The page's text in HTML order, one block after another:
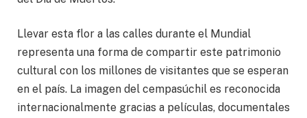
Llevar esta flor a las calles durante el Mundial
representa una forma de compartir este patrimonio
cultural con los millones de visitantes que se esperan
en el país. La imagen del cempasúchil es reconocida
internacionalmente gracias a películas, documentales